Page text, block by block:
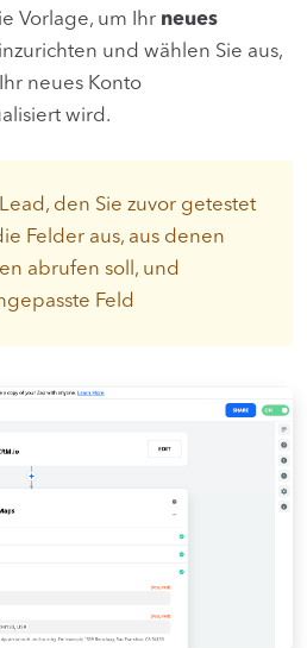
Vorlage, um Ihr neues
und wählen Sie aus,
neues Konto
wird.
den Sie zuvor getestet
Felder aus, aus denen
abrufen soll, und
Feld